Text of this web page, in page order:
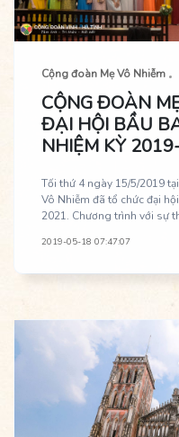
Cộng đoàn Mẹ Vô Nhiễm
CỘNG ĐOÀN
ĐẠI HỘI BẦU
NHIỆM KỲ
Tối thứ 4 ngày 15/5/2019
Vô Nhiễm đã tổ chức đại
2021. Chương trình với sự
cộng đoàn thành viên, các
2019-05-18 07:47:07